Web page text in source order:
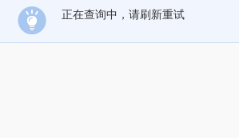
正在查询中，请刷新重试